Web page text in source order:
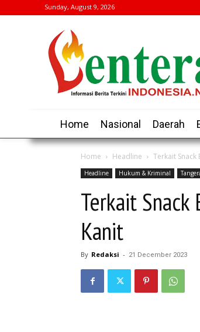
Sunday, August 9, 2026
Home Nasional Daerah
Home Headline Terkait Snack
Headline Hukum & Kriminal
Terkait Snack
Kanit
By Redaksi - 21 December 2023